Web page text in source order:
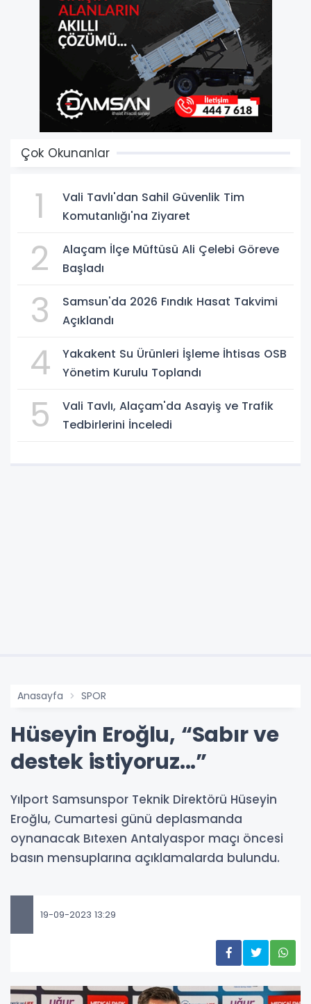
Çok Okunanlar
1
Vali Tavlı'dan Sahil Güvenlik Tim
Komutanlığı'na Ziyaret
2
Alaçam İlçe Müftüsü Ali Çelebi Göreve
Başladı
3
Samsun'da 2026 Fındık Hasat Takvimi
Açıklandı
4
Yakakent Su Ürünleri İşleme İhtisas OSB
Yönetim Kurulu Toplandı
5
Vali Tavlı, Alaçam'da Asayiş ve Trafik
Tedbirlerini İnceledi
Anasayfa SPOR
Hüseyin Eroğlu, “Sabır ve
destek istiyoruz...”
Yılport Samsunspor Teknik Direktörü Hüseyin
Eroğlu, Cumartesi günü deplasmanda
oynanacak Bıtexen Antalyaspor maçı öncesi
basın mensuplarına açıklamalarda bulundu.
19-09-2023 13:29